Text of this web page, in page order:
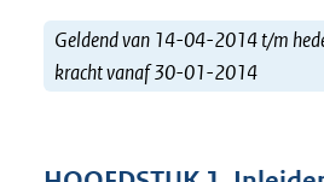
Geldend van 14-04-2014 t/m
kracht vanaf 30-01-2014